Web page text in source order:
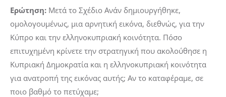
Ερώτηση: Μετά το Σχέδιο Ανάν δημιουργήθηκε,
ομολογουμένως, μια αρνητική εικόνα, διεθνώς, για την
Κύπρο και την ελληνοκυπριακή κοινότητα. Πόσο
επιτυχημένη κρίνετε την στρατηγική που ακολούθησε η
Κυπριακή Δημοκρατία και η ελληνοκυπριακή κοινότητα
για ανατροπή της εικόνας αυτής; Αν το καταφέραμε, σε
ποιο βαθμό το πετύχαμε;